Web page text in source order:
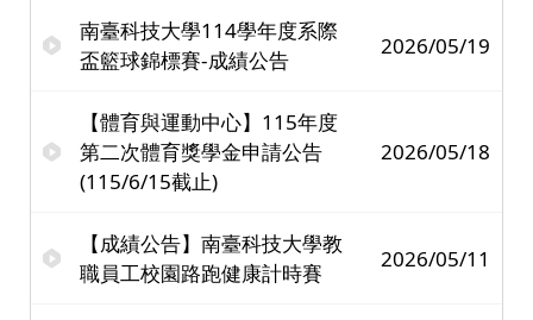
南臺科技大學114學年度系際
盃籃球錦標賽-成績公告
2026/05/19
【體育與運動中心】115年度
第二次體育獎學金申請公告
(115/6/15截止)
2026/05/18
【成績公告】南臺科技大學教
職員工校園路跑健康計時賽
2026/05/11